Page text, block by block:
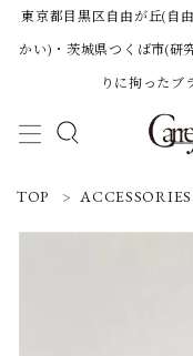
東京都目黒区自由が丘(自
かい)・茨城県つくば市(研
りに拘ったブ
ACCOUNT MENU
TOP ACCESSORIES